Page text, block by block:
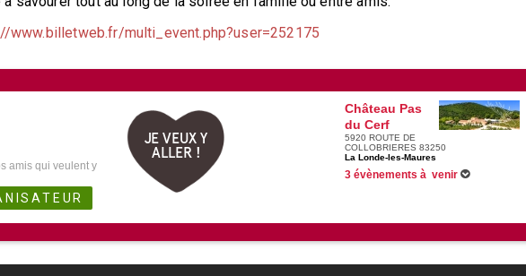
www.billetweb.fr/multi_event.php?user=252175
amis qui veulent y
JE VEUX Y
ALLER !
Château Pas
du Cerf
5920 ROUTE DE
COLLOBRIERES 83250
La Londe-les-Maures
3 évènements à venir